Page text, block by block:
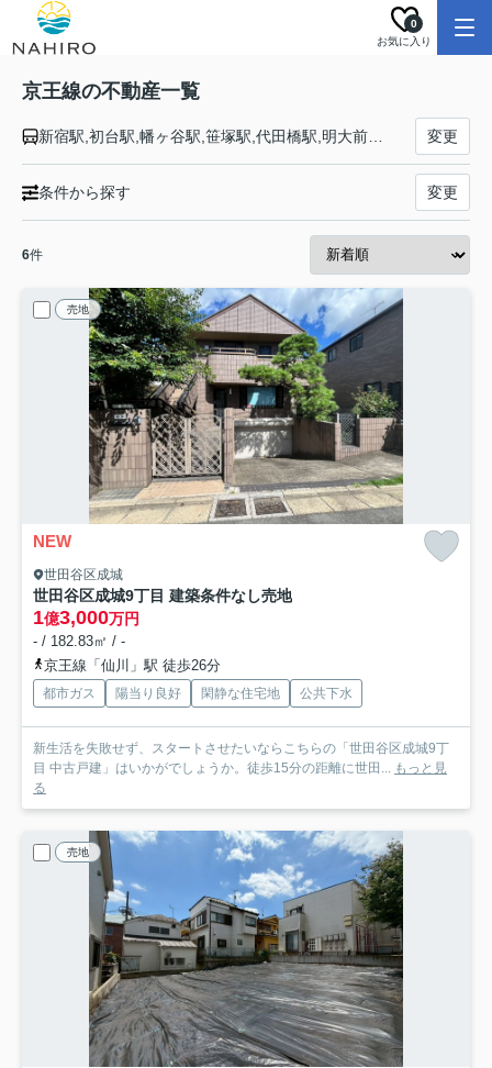
お気に入り
0
京王線の不動産一覧
変更
条件から探す 変更
6件
売地
NEW
世田谷区成城
世田谷区成城9丁目 建築条件なし売地
1億3,000万円
- / 182.83㎡ / -
京王線「仙川」駅 徒歩26分
都市ガス 陽当り良好 閑静な住宅地 公共下水
新生活を失敗せず、スタートさせたいならこちらの「世田谷区成城9丁
目 中古戸建」はいかがでしょうか。徒歩15分の距離に世田... もっと見
る
売地